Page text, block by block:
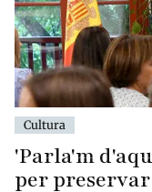
Cultura
'Parla'm
per